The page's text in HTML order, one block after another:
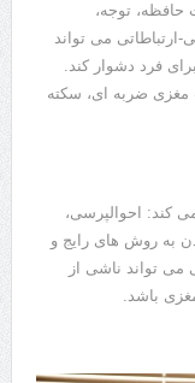
حافظه، توجه،
ارتباطاتی می تواند
فرد دشوار کند.
مغزی ضربه ای، سکته
کند: احوالپرسی،
به روش های رایج و
تواند ناشی از
باشد.